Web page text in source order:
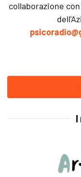
collaborazione
I